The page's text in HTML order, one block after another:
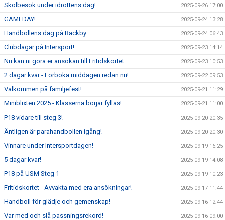
Skolbesök under idrottens dag! 2025-09-26 17:00
GAMEDAY! 2025-09-24 13:28
Handbollens dag på Bäckby 2025-09-24 06:43
Clubdagar på Intersport! 2025-09-23 14:14
Nu kan ni göra er ansökan till Fritidskortet 2025-09-23 10:53
2 dagar kvar - Förboka middagen redan nu! 2025-09-22 09:53
Välkommen på familjefest! 2025-09-21 11:29
Miniblixten 2025 - Klasserna börjar fyllas! 2025-09-21 11:00
P18 vidare till steg 3! 2025-09-20 20:35
Äntligen är parahandbollen igång! 2025-09-20 20:30
Vinnare under Intersportdagen! 2025-09-19 16:25
5 dagar kvar! 2025-09-19 14:08
P18 på USM Steg 1 2025-09-19 10:23
Fritidskortet - Avvakta med era ansökningar! 2025-09-17 11:44
Handboll för glädje och gemenskap! 2025-09-16 12:44
Var med och slå passningsrekord! 2025-09-16 09:00